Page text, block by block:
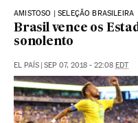
AMISTOSO | SELEÇÃO BRASILEIRA
Brasil vence os
sonolento
EL PAÍS | SEP 07, 2018 - 22:08 EDT